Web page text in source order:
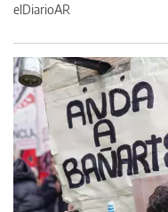
elDiarioAR